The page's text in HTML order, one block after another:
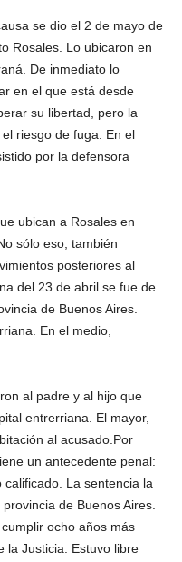
se dio el 2 de mayo de
Rosales. Lo ubicaron en
De inmediato lo
en el que está desde
su libertad, pero la
riesgo de fuga. En el
por la defensora
ubican a Rosales en
sólo eso, también
posteriores al
del 23 de abril se fue de
de Buenos Aires.
En el medio,
al padre y al hijo que
entrerriana. El mayor,
al acusado.Por
un antecedente penal:
La sentencia la
de Buenos Aires.
ocho años más
la Justicia. Estuvo libre